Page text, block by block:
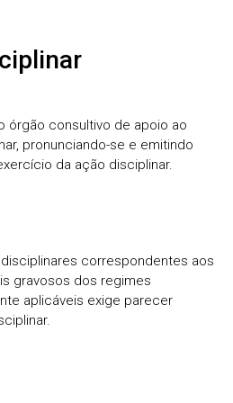
órgão consultivo de apoio ao
pronunciando-se e emitindo
da ação disciplinar.
correspondentes aos
gravosos dos regimes
aplicáveis exige parecer